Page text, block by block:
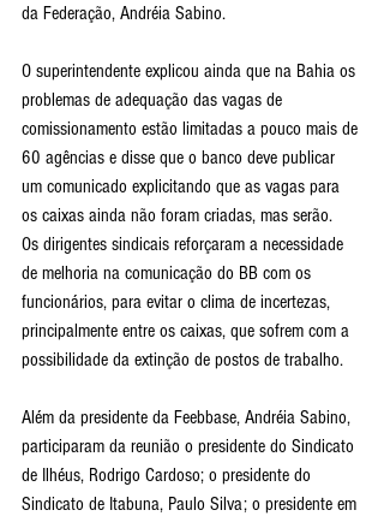
da Federação, Andréia Sabino.
O superintendente explicou ainda que na Bahia os
problemas de adequação das vagas de
comissionamento estão limitadas a pouco mais de
60 agências e disse que o banco deve publicar
um comunicado explicitando que as vagas para
os caixas ainda não foram criadas, mas serão.
Os dirigentes sindicais reforçaram a necessidade
de melhoria na comunicação do BB com os
funcionários, para evitar o clima de incertezas,
principalmente entre os caixas, que sofrem com a
possibilidade da extinção de postos de trabalho.
Além da presidente da Feebbase, Andréia Sabino,
participaram da reunião o presidente do Sindicato
de Ilhéus, Rodrigo Cardoso; o presidente do
Sindicato de Itabuna, Paulo Silva; o presidente em